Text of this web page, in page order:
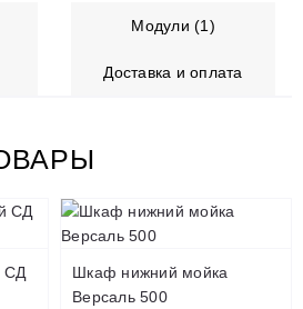
Модули (1)
Доставка и оплата
СД
Шкаф нижний мойка
Версаль 500